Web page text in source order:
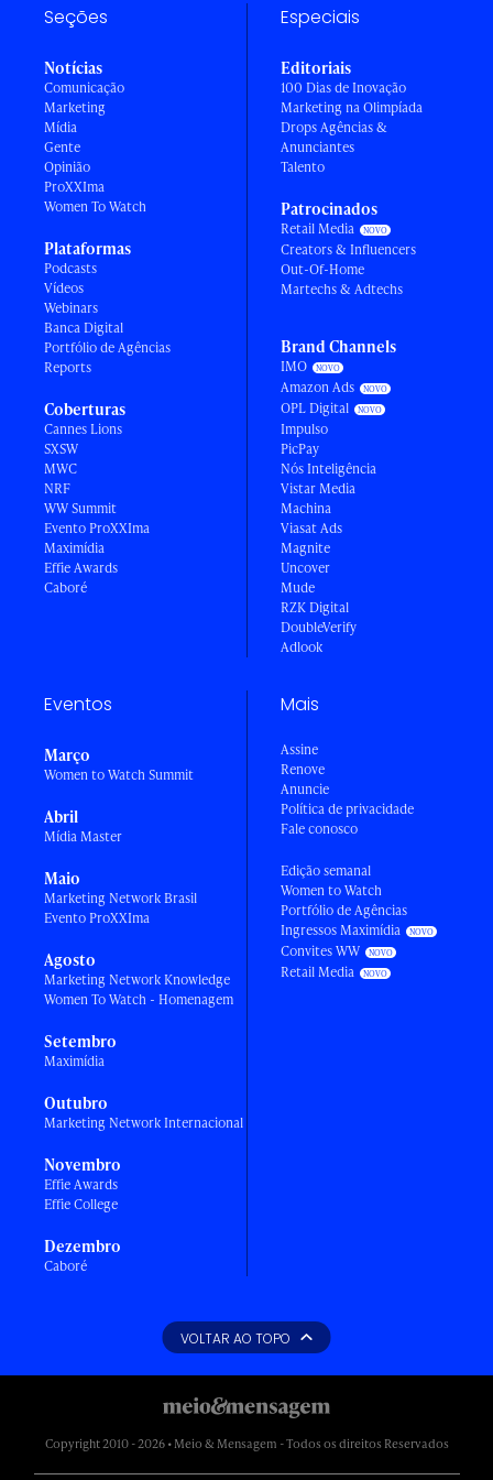
Seções
Notícias
Comunicação
Marketing
Mídia
Gente
Opinião
ProXXIma
Women To Watch
Plataformas
Podcasts
Vídeos
Webinars
Banca Digital
Portfólio de Agências
Reports
Coberturas
Cannes Lions
SXSW
MWC
NRF
WW Summit
Evento ProXXIma
Maximídia
Effie Awards
Caboré
Especiais
Editoriais
100 Dias de Inovação
Marketing na Olimpíada
Drops Agências &
Anunciantes
Talento
Patrocinados
Retail Media
Creators & Influencers
Out-Of-Home
Martechs & Adtechs
Brand Channels
IMO
Amazon Ads
OPL Digital
Impulso
PicPay
Nós Inteligência
Vistar Media
Machina
Viasat Ads
Magnite
Uncover
Mude
RZK Digital
DoubleVerify
Adlook
Eventos
Março
Women to Watch Summit
Abril
Mídia Master
Maio
Marketing Network Brasil
Evento ProXXIma
Agosto
Marketing Network Knowledge
Women To Watch - Homenagem
Setembro
Maximídia
Outubro
Marketing Network Internacional
Novembro
Effie Awards
Effie College
Dezembro
Caboré
Mais
Assine
Renove
Anuncie
Política de privacidade
Fale conosco
Edição semanal
Women to Watch
Portfólio de Agências
Ingressos Maximídia
Convites WW
Retail Media
VOLTAR AO TOPO
Copyright 2010 - 2026 • Meio & Mensagem - Todos os direitos Reservados